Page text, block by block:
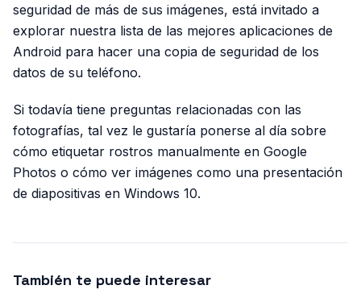
seguridad de más de sus imágenes, está invitado a
explorar nuestra lista de las mejores aplicaciones de
Android para hacer una copia de seguridad de los
datos de su teléfono.
Si todavía tiene preguntas relacionadas con las
fotografías, tal vez le gustaría ponerse al día sobre
cómo etiquetar rostros manualmente en Google
Photos o cómo ver imágenes como una presentación
de diapositivas en Windows 10.
También te puede interesar